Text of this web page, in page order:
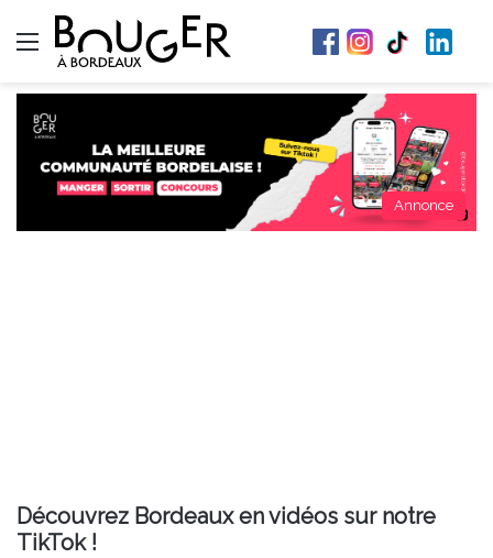
Menu
Annonce
Découvrez Bordeaux en vidéos sur notre
TikTok !